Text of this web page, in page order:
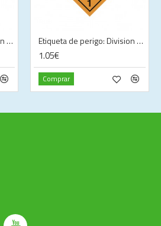
Etiqueta de perigo: Division 1.4D—Explosive (100 x 100 mm) Etiqueta de perigo: Division 1.4E—Explosive (100 x 100 mm)
1.05€
Comprar